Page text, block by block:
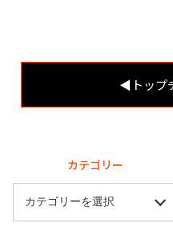
◀︎トップ
カテゴリー